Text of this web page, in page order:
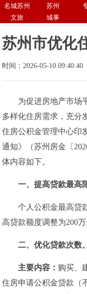
名城苏州 苏州
文旅
城事
苏州市优化
时间：2026-05-10 09:40:40
为促进房地产市场平
多样化住房需求，充分
住房公积金管理中心印
通知》（苏州房金〔
体内容如下。
一、提高贷款最高
个人公积金最高贷款
高贷款额度调整为200万
二、优化贷款次数
主要内容： 购买、
住房申请公积金贷款（